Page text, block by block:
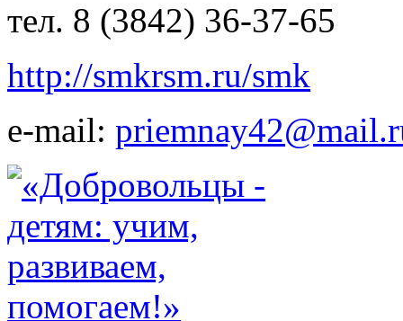
тел. 8 (3842) 36-37-65
http://smkrsm.ru/smk
e-mail: